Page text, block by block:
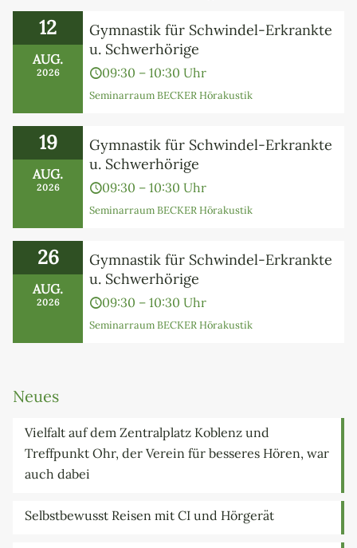
12
AUG.
2026
Gymnastik für Schwindel-Erkrankte
u. Schwerhörige
09:30 – 10:30 Uhr
Seminarraum BECKER Hörakustik
19
AUG.
2026
Gymnastik für Schwindel-Erkrankte
u. Schwerhörige
09:30 – 10:30 Uhr
Seminarraum BECKER Hörakustik
26
AUG.
2026
Gymnastik für Schwindel-Erkrankte
u. Schwerhörige
09:30 – 10:30 Uhr
Seminarraum BECKER Hörakustik
Neues
Vielfalt auf dem Zentralplatz Koblenz und
Treffpunkt Ohr, der Verein für besseres Hören, war
auch dabei
Selbstbewusst Reisen mit CI und Hörgerät